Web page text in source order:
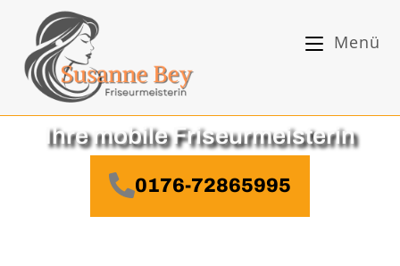
Menü
Ihre mobile Friseurmeisterin
0176-72865995